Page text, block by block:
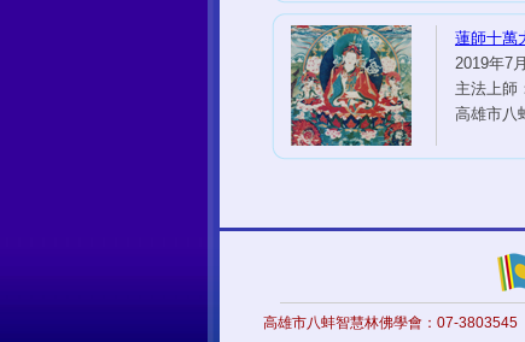
蓮師十萬
2019年7
主法上
高雄市八
高雄市八蚌智慧林佛學會：07-3803545